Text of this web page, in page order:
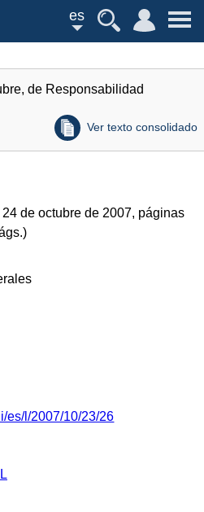
es
de Responsabilidad
Ver texto consolidado
24 de octubre de 2007, páginas
)
es/l/2007/10/23/26